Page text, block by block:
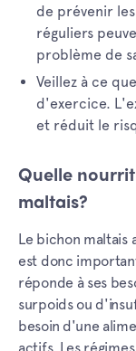
de prévenir
réguliers
problème de
Veillez à ce
d'exercice.
et réduit le
Quelle
maltais?
Le bichon maltais
est donc
réponde à ses
surpoids ou
besoin d'une